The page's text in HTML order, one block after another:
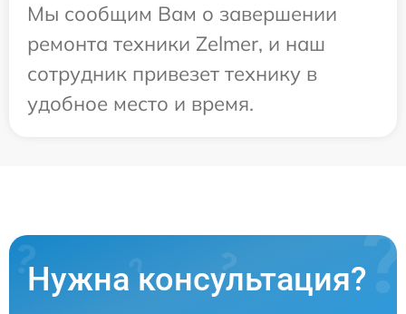
Мы сообщим Вам о завершении
ремонта техники Zelmer, и наш
сотрудник привезет технику в
удобное место и время.
Нужна консультация?